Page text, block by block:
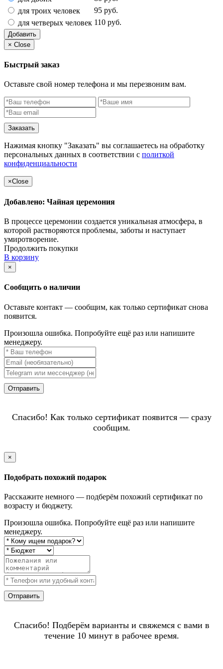
для троих человек
95 руб.
для четверых человек 110 руб.
Добавить
× Close
Быстрый заказ
Оставьте свой номер телефона и мы перезвоним вам.
Заказать
Нажимая кнопку "Заказать" вы соглашаетесь на обработку
персональных данных в соответствии с политкой
конфиденциальности
×Close
Добавлено: Чайная церемония
В процессе церемонии создается уникальная атмосфера, в
которой растворяются проблемы, заботы и наступает
умиротворение.
Продолжить покупки
В корзину
×
Сообщить о наличии
Оставьте контакт — сообщим, как только сертификат снова
появится.
Произошла ошибка. Попробуйте ещё раз или напишите
менеджеру.
Отправить
Спасибо! Как только сертификат появится — сразу
сообщим.
×
Подобрать похожий подарок
Расскажите немного — подберём похожий сертификат по
возрасту и бюджету.
Произошла ошибка. Попробуйте ещё раз или напишите
менеджеру.
Отправить
Спасибо! Подберём варианты и свяжемся с вами в
течение 10 минут в рабочее время.